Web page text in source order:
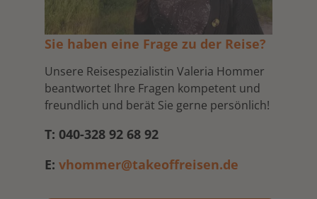
Sie haben eine Frage zu der Reise?
Unsere Reisespezialistin Valeria Hommer
beantwortet Ihre Fragen kompetent und
freundlich und berät Sie gerne persönlich!
T: 040-328 92 68 92
E: vhommer@takeoffreisen.de